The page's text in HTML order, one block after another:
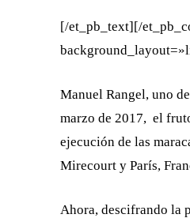
[/et_pb_text][/
Manuel Rangel, uno
marzo de 2017, el
ejecución de las
Mirecourt y París,
Ahora, descifrando la